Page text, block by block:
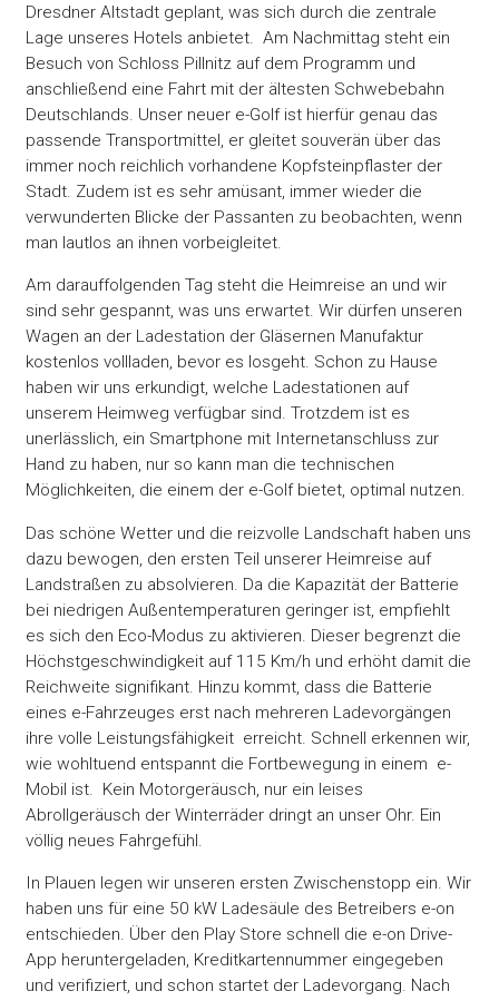
Dresdner Altstadt geplant, was sich durch die zentrale
Lage unseres Hotels anbietet. Am Nachmittag steht ein
Besuch von Schloss Pillnitz auf dem Programm und
anschließend eine Fahrt mit der ältesten Schwebebahn
Deutschlands. Unser neuer e-Golf ist hierfür genau das
passende Transportmittel, er gleitet souverän über das
immer noch reichlich vorhandene Kopfsteinpflaster der
Stadt. Zudem ist es sehr amüsant, immer wieder die
verwunderten Blicke der Passanten zu beobachten, wenn
man lautlos an ihnen vorbeigleitet.
Am darauffolgenden Tag steht die Heimreise an und wir
sind sehr gespannt, was uns erwartet. Wir dürfen unseren
Wagen an der Ladestation der Gläsernen Manufaktur
kostenlos vollladen, bevor es losgeht. Schon zu Hause
haben wir uns erkundigt, welche Ladestationen auf
unserem Heimweg verfügbar sind. Trotzdem ist es
unerlässlich, ein Smartphone mit Internetanschluss zur
Hand zu haben, nur so kann man die technischen
Möglichkeiten, die einem der e-Golf bietet, optimal nutzen.
Das schöne Wetter und die reizvolle Landschaft haben uns
dazu bewogen, den ersten Teil unserer Heimreise auf
Landstraßen zu absolvieren. Da die Kapazität der Batterie
bei niedrigen Außentemperaturen geringer ist, empfiehlt
es sich den Eco-Modus zu aktivieren. Dieser begrenzt die
Höchstgeschwindigkeit auf 115 Km/h und erhöht damit die
Reichweite signifikant. Hinzu kommt, dass die Batterie
eines e-Fahrzeuges erst nach mehreren Ladevorgängen
ihre volle Leistungsfähigkeit erreicht. Schnell erkennen wir,
wie wohltuend entspannt die Fortbewegung in einem e-
Mobil ist. Kein Motorgeräusch, nur ein leises
Abrollgeräusch der Winterräder dringt an unser Ohr. Ein
völlig neues Fahrgefühl.
In Plauen legen wir unseren ersten Zwischenstopp ein. Wir
haben uns für eine 50 kW Ladesäule des Betreibers e-on
entschieden. Über den Play Store schnell die e-on Drive-
App heruntergeladen, Kreditkartennummer eingegeben
und verifiziert, und schon startet der Ladevorgang. Nach